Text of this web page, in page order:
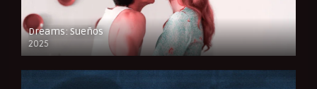
Dreams: Sueños
2025
FULL HD